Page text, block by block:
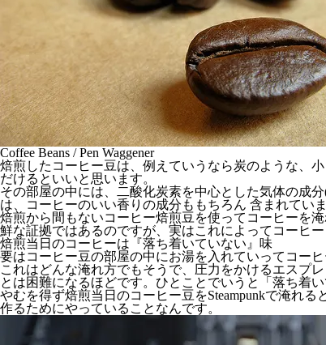
Coffee Beans / Pen Waggener
焙煎したコーヒー豆は、例えていうなら炭のような、
だけるといいと思います。
その部屋の中には、二酸化炭素を中心とした気体の成
は、コーヒーのいい香りの成分ももちろん 含まれていま
焙煎から間もないコーヒー焙煎豆を使ってコーヒーを
鮮な証拠ではあるのですが、実はこれによってコーヒ
焙煎当日のコーヒーは『落ち着いていない』味
要はコーヒー豆の部屋の中にお湯を入れていってコー
これはどんな淹れ方でもそうで、圧力をかけるエスプ
とは困難になるほどです。ひとことでいうと「落ち着
やむを得ず焙煎当日のコーヒー豆をSteampunkで淹れ
作るためにやっていることなんです。